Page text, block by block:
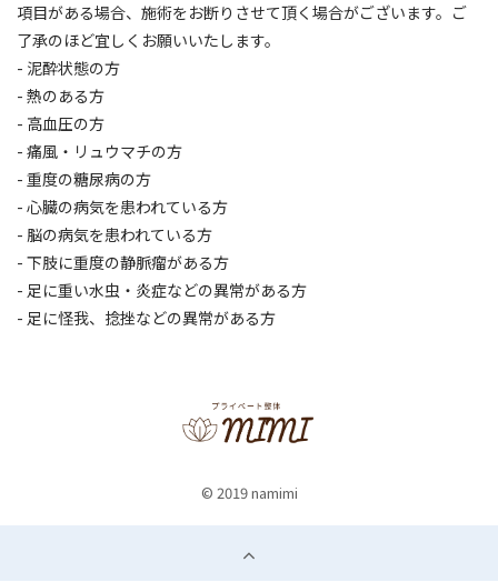
項目がある場合、施術をお断りさせて頂く場合がございます。ご
了承のほど宜しくお願いいたします。
- 泥酔状態の方
- 熱のある方
- 高血圧の方
- 痛風・リュウマチの方
- 重度の糖尿病の方
- 心臓の病気を患われている方
- 脳の病気を患われている方
- 下肢に重度の静脈瘤がある方
- 足に重い水虫・炎症などの異常がある方
- 足に怪我、捻挫などの異常がある方
© 2019 namimi